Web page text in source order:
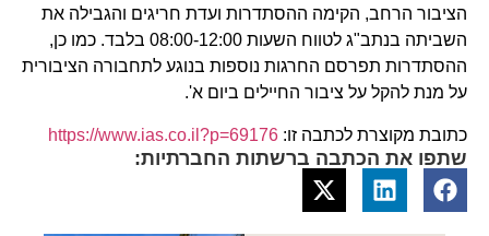
הציבור הרחב, הקימה ההסתדרות ועדת חריגים והגבילה את
השביתה בנתב"ג לטווח השעות 08:00-12:00 בלבד. כמו כן,
ההסתדרות תפרסם החרגות נוספות בנוגע לתחבורה הציבורית
על מנת להקל על ציבור החיילים ביום א'.
כתובת מקוצרת לכתבה זו: https://www.ias.co.il?p=69176
שתפו את הכתבה ברשתות החברתיות: